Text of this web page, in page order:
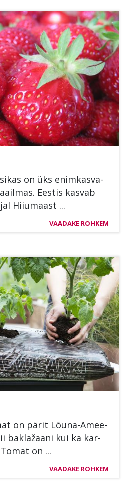
on üks enim­kas­va­
Ees­tis kas­vab
Hiiu­maast ...
VAADAKE ROHKEM
on pä­rit Lõu­na-Amee­
baklažaa­ni kui ka kar­
on ...
VAADAKE ROHKEM